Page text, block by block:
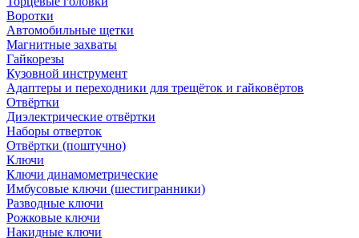
Воротки
Автомобильные щетки
Магнитные захваты
Гайкорезы
Кузовной инструмент
Адаптеры и переходники для трещёток и гайковёртов
Отвёртки
Диэлектрические отвёртки
Наборы отверток
Отвёртки (поштучно)
Ключи
Ключи динамометрические
Имбусовые ключи (шестигранники)
Разводные ключи
Рожковые ключи
Накидные ключи